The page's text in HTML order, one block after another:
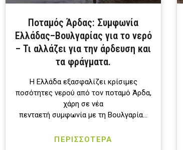
Ποταμός Άρδας: Συμφωνία
Ελλάδας–Βουλγαρίας για το νερό
– Τι αλλάζει για την άρδευση και
τα φράγματα.
Η Ελλάδα εξασφαλίζει κρίσιμες
ποσότητες νερού από τον ποταμό Άρδα,
χάρη σε νέα
πενταετή συμφωνία με τη Βουλγαρία…
ΠΕΡΙΣΣΟΤΕΡΑ